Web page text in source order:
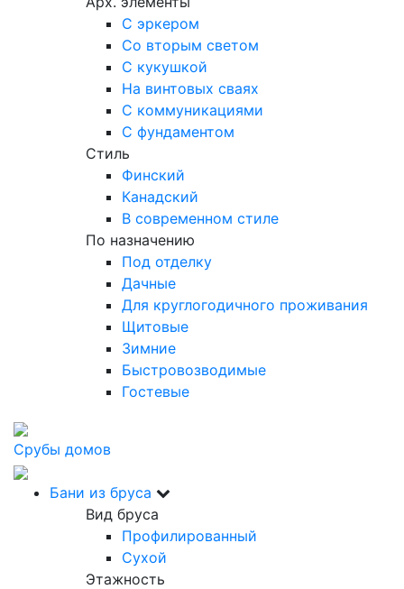
С эркером
Со вторым светом
С кукушкой
На винтовых сваях
С коммуникациями
С фундаментом
Стиль
Финский
Канадский
В современном стиле
По назначению
Под отделку
Дачные
Для круглогодичного проживания
Щитовые
Зимние
Быстровозводимые
Гостевые
Срубы домов
Бани из бруса
Вид бруса
Профилированный
Сухой
Этажность